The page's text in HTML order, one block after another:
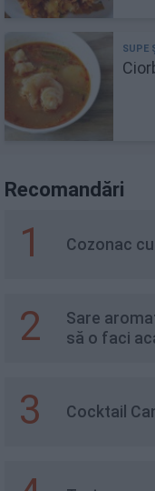
Recomandări
1 Cozonac
2
Sare
să o faci
3 Cocktail